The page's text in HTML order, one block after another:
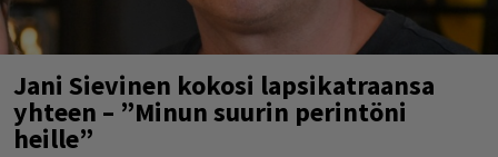
Jani Sievinen kokosi lapsikatraansa
yhteen – ”Minun suurin perintöni
heille”